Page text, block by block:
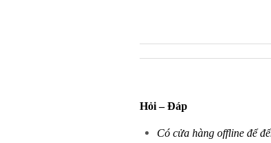
Hỏi – Đáp
Có cửa hàng offline để